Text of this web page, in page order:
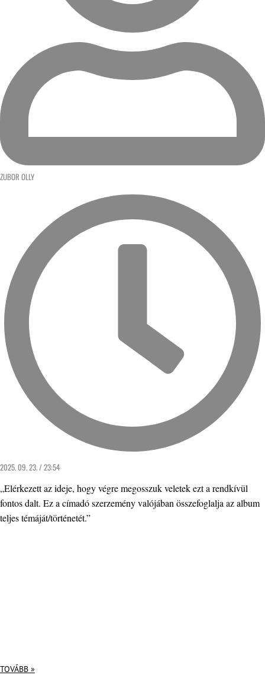
ZUBOR OLLY
2025. 09. 23. / 23:54
„Elérkezett az ideje, hogy végre megosszuk veletek ezt a rendkívül
fontos dalt. Ez a címadó szerzemény valójában összefoglalja az album
teljes témáját/történetét.”
TOVÁBB »